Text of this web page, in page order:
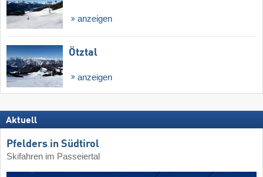
anzeigen
Ötztal
anzeigen
Aktuell
Pfelders in Südtirol
Skifahren im Passeiertal